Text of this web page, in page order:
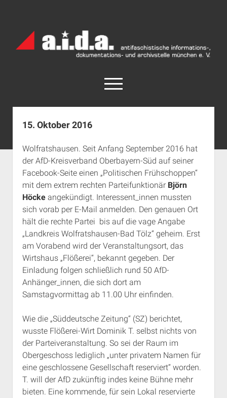
Archiv
München
open
menu
facebook
rss info@aida-archiv.de
Aktuelles
Termine
open
dropdown
menu
Antifaschistische Termine im Süden
Antifaschistische Termine in München
Rechte Termine im Süden
Rechte Termine München
Chronologie
Das Archiv
open
dropdown
menu
a.i.d.a. e. V. unterstützen
Über a.i.d.a.
RSS-Feeds, Twitter & Facebook
Bibliothek
Kontakt & PGP-Key
Impressum
15. Oktober 2016
Wolfratshausen. Seit Anfang September 2016 hat
der AfD-Kreisverband Oberbayern-Süd auf seiner
Facebook-Seite einen „Politischen Frühschoppen“
mit dem extrem rechten ParteifunktionärBjörn
Höcke angekündigt. Interessent_innen mussten
sich vorab per E-Mail anmelden. Den genauen Ort
hält die rechte Partei bis auf die vage Angabe
„Landkreis Wolfratshausen-Bad Tölz“ geheim. Erst
am Vorabend wird der Veranstaltungsort, das
Wirtshaus „Flößerei“, bekannt gegeben. Der
Einladung folgen schließlich rund 50 AfD-
Anhänger_innen, die sich dort am
Samstagvormittag ab 11.00 Uhr einfinden.
Wie die „Süddeutsche Zeitung“ (SZ) berichtet,
wusste Flößerei-Wirt Dominik T. selbst nichts von
der Parteiveranstaltung. So sei der Raum im
Obergeschoss lediglich „unter privatem Namen für
eine geschlossene Gesellschaft reserviert“ worden.
T. will der AfD zukünftig indes keine Bühne mehr
bieten. Eine kommende, für sein Lokal reservierte